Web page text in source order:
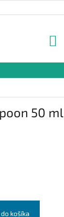
50 ml
košíka